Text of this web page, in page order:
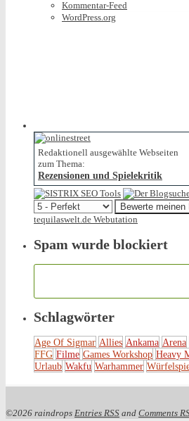
Kommentar-Feed
WordPress.org
Redaktionell ausgewählte Webseiten
zum Thema:
Rezensionen und Spielekritik
tequilaswelt.de Webutation
Spam wurde blockiert
Schlagwörter
Age Of Sigmar Allies Ankama Arena
FFG Filme Games Workshop Heavy
Urlaub Wakfu Warhammer
©2026 raindrops Entries RSS and Comments